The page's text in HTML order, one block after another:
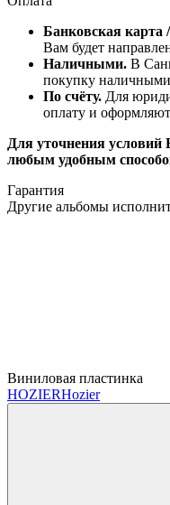
Банковская карта
Вам будет
Наличными. В
покупку
По счёту. Для
оплату и
Для уточнения условий
любым удобным
Гарантия
Другие альбомы
Виниловая пластинка
HOZIERHozier